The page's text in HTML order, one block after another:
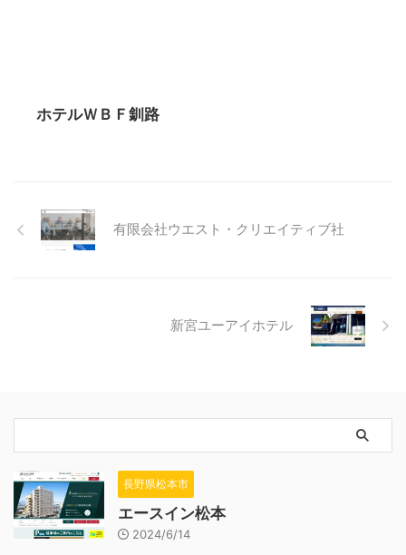
ホテルＷＢＦ釧路
有限会社ウエスト・クリエイティブ社
新宮ユーアイホテル
長野県松本市
エースイン松本
2024/6/14